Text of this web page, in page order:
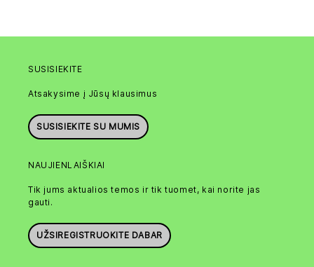
SUSISIEKITE
Atsakysime į Jūsų klausimus
SUSISIEKITE SU MUMIS
NAUJIENLAIŠKIAI
Tik jums aktualios temos ir tik tuomet, kai norite jas
gauti.
UŽSIREGISTRUOKITE DABAR